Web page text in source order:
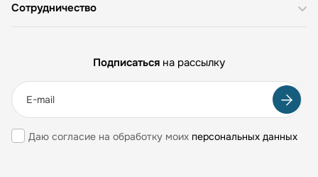
Сотрудничество
Подписаться на рассылку
Даю согласие на обработку моих персональных данных